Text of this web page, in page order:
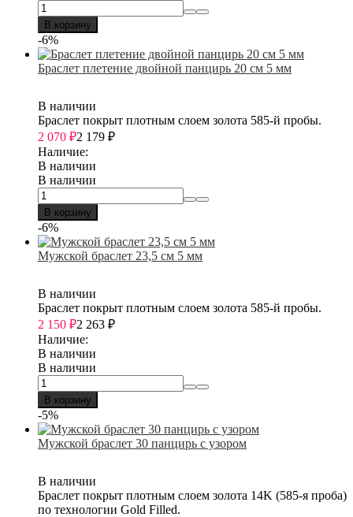
В корзину
-6%
Браслет плетение двойной панцирь 20 см 5 мм
В наличии
Браслет покрыт плотным слоем золота 585-й пробы.
2 070 ₽2 179 ₽
Наличие:
В наличии
В наличии
В корзину
-6%
Мужской браслет 23,5 см 5 мм
В наличии
Браслет покрыт плотным слоем золота 585-й пробы.
2 150 ₽2 263 ₽
Наличие:
В наличии
В наличии
В корзину
-5%
Мужской браслет 30 панцирь с узором
В наличии
Браслет покрыт плотным слоем золота 14K (585-я проба)
по технологии Gold Filled.